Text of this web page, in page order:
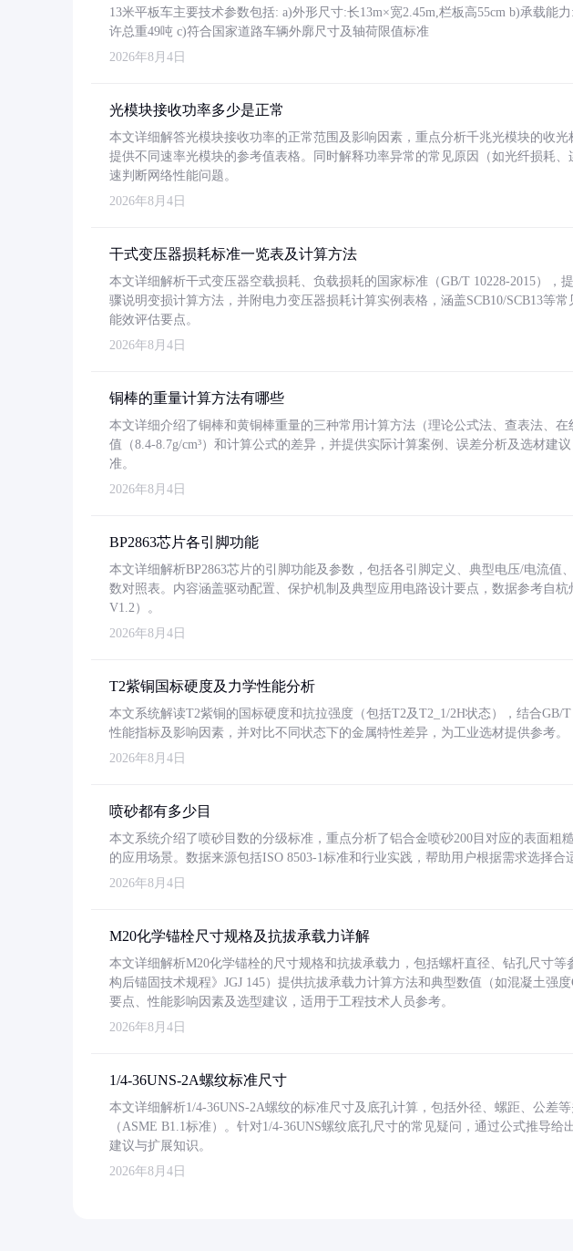
13米平板车主要技术参数包括: a)外形尺寸:长13m×宽2.45m,栏板高55cm b)承载能
许总重49吨 c)符合国家道路车辆外廓尺寸及轴荷限值标准
2026年8月4日
光模块接收功率多少是正常
本文详细解答光模块接收功率的正常范围及影响因素，重点分析千兆光模块的收光
提供不同速率光模块的参考值表格。同时解释功率异常的常见原因（如光纤损耗
速判断网络性能问题。
2026年8月4日
干式变压器损耗标准一览表及计算方法
本文详细解析干式变压器空载损耗、负载损耗的国家标准（GB/T 10228-2015），
骤说明变损计算方法，并附电力变压器损耗计算实例表格，涵盖SCB10/SCB13等
能效评估要点。
2026年8月4日
铜棒的重量计算方法有哪些
本文详细介绍了铜棒和黄铜棒重量的三种常用计算方法（理论公式法、查表法、
值（8.4-8.7g/cm³）和计算公式的差异，并提供实际计算案例、误差分析及选材建
准。
2026年8月4日
BP2863芯片各引脚功能
本文详细解析BP2863芯片的引脚功能及参数，包括各引脚定义、典型电压/电流值
数对照表。内容涵盖驱动配置、保护机制及典型应用电路设计要点，数据参考自
V1.2）。
2026年8月4日
T2紫铜国标硬度及力学性能分析
本文系统解读T2紫铜的国标硬度和抗拉强度（包括T2及T2_1/2H状态），结合GB/
性能指标及影响因素，并对比不同状态下的金属特性差异，为工业选材提供参考。
2026年8月4日
喷砂都有多少目
本文系统介绍了喷砂目数的分级标准，重点分析了铝合金喷砂200目对应的表面粗
的应用场景。数据来源包括ISO 8503-1标准和行业实践，帮助用户根据需求选择合
2026年8月4日
M20化学锚栓尺寸规格及抗拔承载力详解
本文详细解析M20化学锚栓的尺寸规格和抗拔承载力，包括螺杆直径、钻孔尺寸
构后锚固技术规程》JGJ 145）提供抗拔承载力计算方法和典型数值（如混凝土强
要点、性能影响因素及选型建议，适用于工程技术人员参考。
2026年8月4日
1/4-36UNS-2A螺纹标准尺寸
本文详细解析1/4-36UNS-2A螺纹的标准尺寸及底孔计算，包括外径、螺距、公差
（ASME B1.1标准）。针对1/4-36UNS螺纹底孔尺寸的常见疑问，通过公式推导
建议与扩展知识。
2026年8月4日